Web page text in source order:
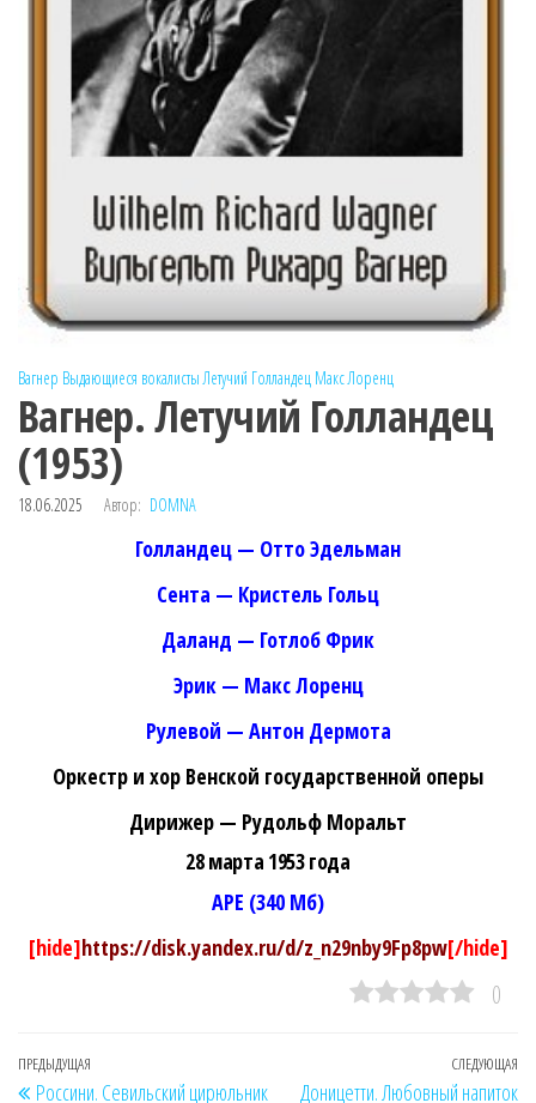
Вагнер Выдающиеся вокалисты Летучий Голландец Макс Лоренц
Вагнер. Летучий Голландец
(1953)
18.06.2025 Автор: DOMNA
Голландец — Отто Эдельман
Сента — Кристель Гольц
Даланд — Готлоб Фрик
Эрик — Макс Лоренц
Рулевой — Антон Дермота
Оркестр и хор Венской государственной оперы
Дирижер — Рудольф Моральт
28 марта 1953 года
APE (340 Мб)
[hide]https://disk.yandex.ru/d/z_n29nby9Fp8pw[/hide]
0
Навигация
Предыдущая
ПРЕДЫДУЩАЯ
Россини. Севильский цирюльник
СЛЕДУЮЩАЯ
Доницетти. Любовный напиток